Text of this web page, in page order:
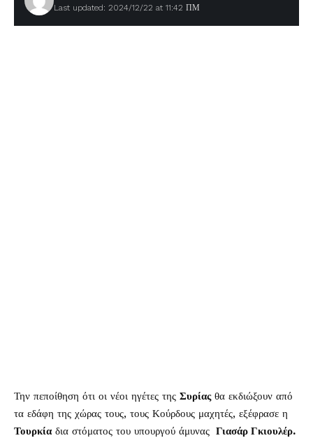
Last updated: 2024/12/22 at 11:42 ΠΜ
Την πεποίθηση ότι οι νέοι ηγέτες της Συρίαςθα εκδιώξουν από
τα εδάφη της χώρας τους, τους Κούρδους μαχητές, εξέφρασε η
Τουρκία δια στόματος του υπουργού άμυνας Γιασάρ Γκιουλέρ.